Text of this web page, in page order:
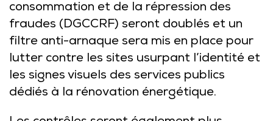
consommation et de la répression des
fraudes (DGCCRF) seront doublés et un
filtre anti-arnaque sera mis en place pour
lutter contre les sites usurpant l’identité et
les signes visuels des services publics
dédiés à la rénovation énergétique.